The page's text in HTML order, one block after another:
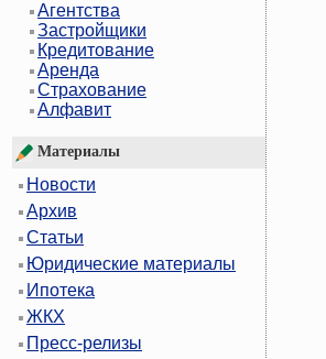
Агентства
Застройщики
Кредитование
Аренда
Страхование
Алфавит
Материалы
Новости
Архив
Статьи
Юридические материалы
Ипотека
ЖКХ
Пресс-релизы